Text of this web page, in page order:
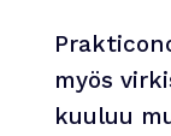
myös
kuuluu